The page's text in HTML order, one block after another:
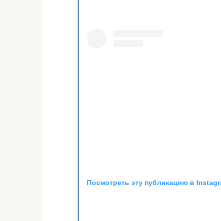
Посмотреть эту публикацию в